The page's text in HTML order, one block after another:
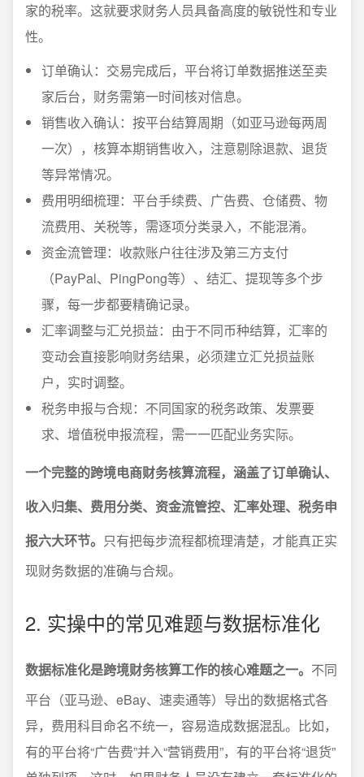
家的税率。这就要求财务人员具备高度的敏锐性和专业
性。
订单确认：交易完成后，平台将订单数据推送至卖
家后台，财务需第一时间核对信息。
销售收入确认：按平台结算周期（如亚马逊每两周
一次），核算本期销售收入，注意剔除退款、退货
等异常情况。
费用明细梳理：平台手续费、广告费、仓储费、物
流费用、关税等，需逐项分类录入，不能混淆。
资金流管理：收款账户往往涉及第三方支付
（PayPal、PingPong等）、结汇、提现等多个步
骤，每一步都要精确记录。
汇率调整与汇兑损益：由于不同币种结算，汇率的
变动会直接影响财务结果，必须建立汇兑损益账
户，实时调整。
税务申报与合规：不同国家的税务政策、发票要
求、增值税申报流程，需一一匹配业务实际。
一个完整的跨境电商财务核算流程，涵盖了订单确认、
收入归集、费用分类、资金流管控、汇率处理、税务申
报六大环节。 只有把每步流程都梳理清楚，才能真正实
现财务数据的准确与合规。
2. 实操中的常见难题与数据标准化
数据标准化是跨境财务核算工作的核心难题之一。 不同
平台（亚马逊、eBay、速卖通等）导出的数据格式各
异，费用科目命名不统一，容易造成数据混乱。比如，
有的平台将“广告费”并入“营销费用”，有的平台将“退货”